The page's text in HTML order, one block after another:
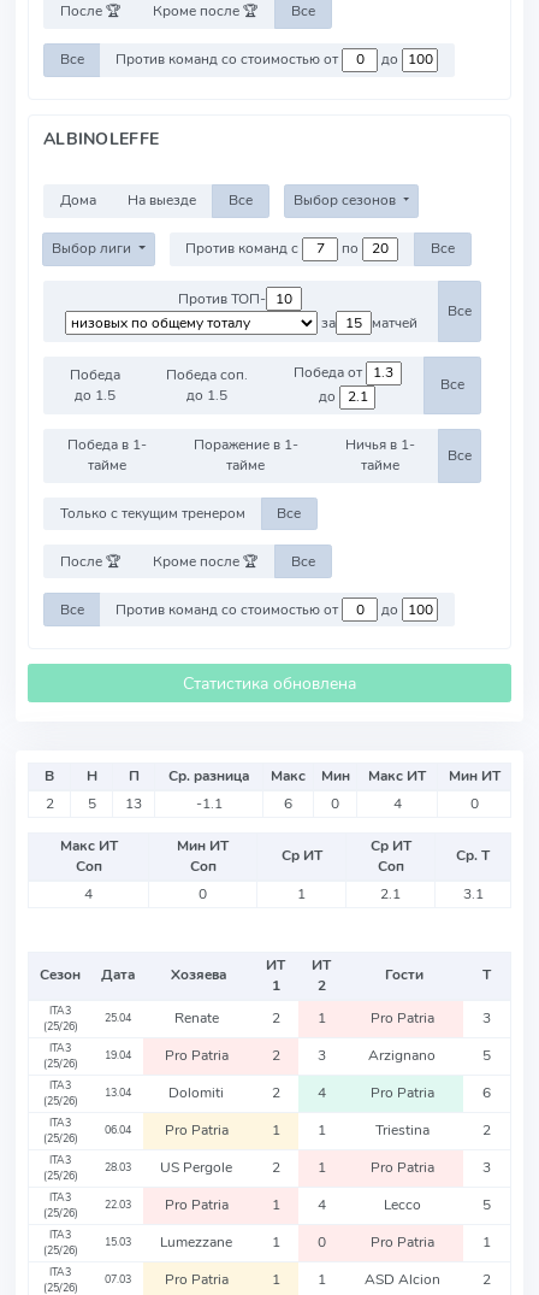
После 🏆 Кроме после 🏆 Все
Все Против команд со стоимостью от до
ALBINOLEFFE
Дома На выезде Все Выбор сезонов
Выбор лиги Против команд с по Все
Против ТОП-
за
матчей
Все
Победа
до 1.5
Победа соп.
до 1.5
Победа от
до
Все
Победа в 1-
тайме
Поражение в 1-
тайме
Ничья в 1-
тайме
Все
Только с текущим тренером Все
После 🏆 Кроме после 🏆 Все
Все Против команд со стоимостью от до
Статистика обновлена
В Н П Ср. разница Макс Мин Макс ИТ
Мин ИТ
2
5 13 -1.1 6 0 4 0
Макс ИТ
Соп
Мин ИТ
Соп
Ср ИТ
Ср ИТ
Соп
Ср. Т
4
0 1 2.1 3.1
Сезон Дата Хозяева
ИТ
1
ИТ
2
Гости Т
ITA3
(25/26)
25.04 Renate 2 1 Pro Patria 3
ITA3
(25/26)
19.04 Pro Patria 2 3 Arzignano 5
ITA3
(25/26)
13.04 Dolomiti 2 4 Pro Patria 6
ITA3
(25/26)
06.04 Pro Patria 1 1 Triestina 2
ITA3
(25/26)
28.03 US Pergole 2 1 Pro Patria 3
ITA3
(25/26)
22.03 Pro Patria 1 4 Lecco 5
ITA3
(25/26)
15.03 Lumezzane 1 0 Pro Patria 1
ITA3
(25/26)
07.03 Pro Patria 1 1 ASD Alcion 2